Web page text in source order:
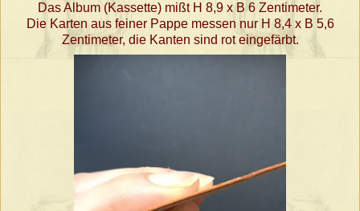
Das Album (Kassette) mißt H 8,9 x B 6 Zentimeter.
Die Karten aus feiner Pappe messen nur H 8,4 x B 5,6
Zentimeter, die Kanten sind rot eingefärbt.